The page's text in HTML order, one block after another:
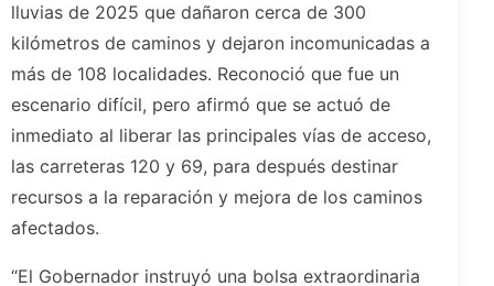
lluvias de 2025 que dañaron cerca de 300
kilómetros de caminos y dejaron incomunicadas a
más de 108 localidades. Reconoció que fue un
escenario difícil, pero afirmó que se actuó de
inmediato al liberar las principales vías de acceso,
las carreteras 120 y 69, para después destinar
recursos a la reparación y mejora de los caminos
afectados.
“El Gobernador instruyó una bolsa extraordinaria